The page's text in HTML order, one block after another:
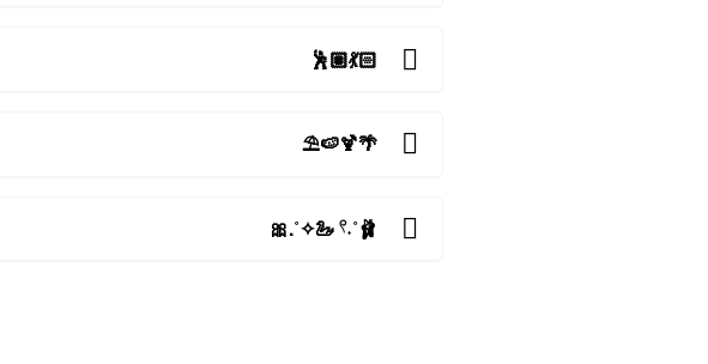
💃🏻🕺🏽
🌴🍹🍉⛱️
🩰˚˖𓍢 🦢✧˚.🎀